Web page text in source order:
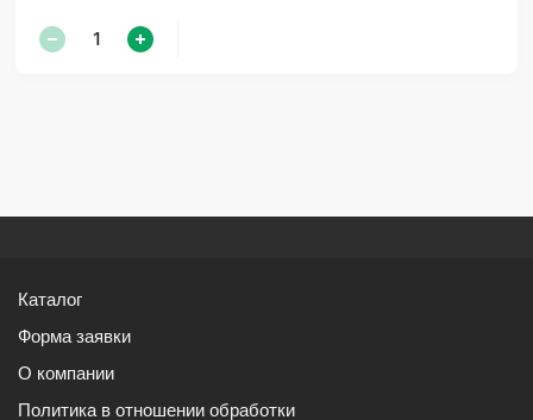
Каталог
Форма заявки
О компании
Политика в отношении обработки